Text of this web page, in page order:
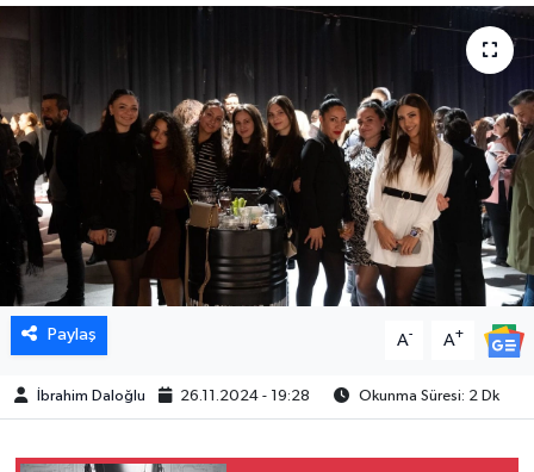
Paylaş A- A+
İbrahim Daloğlu 26.11.2024 - 19:28 Okunma Süresi: 2 Dk